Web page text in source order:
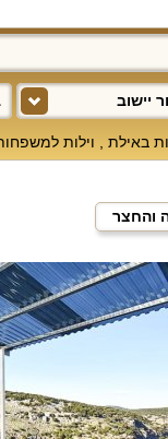
יישוב
באילת וילות
והחצר